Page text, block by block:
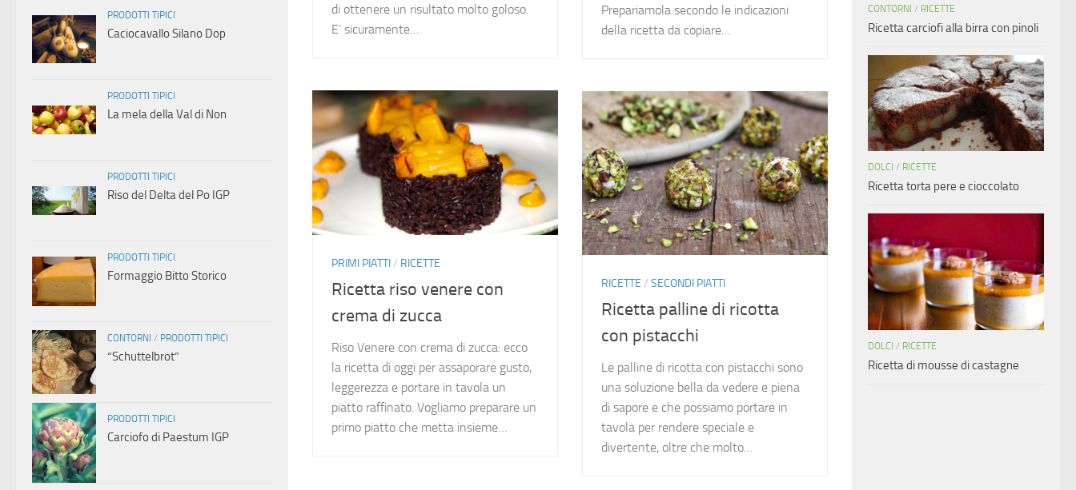
di ottenere un risultato molto goloso.
E’ sicuramente…
Prepariamola secondo le indicazioni
della ricetta da copiare…
PRIMI PIATTI/ RICETTE
Ricetta riso venere con
crema di zucca
Riso Venere con crema di zucca: ecco
la ricetta di oggi per assaporare gusto,
leggerezza e portare in tavola un
piatto raffinato. Vogliamo preparare un
primo piatto che metta insieme…
RICETTE / SECONDI PIATTI
Ricetta palline di ricotta
con pistacchi
Le palline di ricotta con pistacchi sono
una soluzione bella da vedere e piena
di sapore e che possiamo portare in
tavola per rendere speciale e
divertente, oltre che molto…
PRODOTTI TIPICI
Caciocavallo Silano Dop
PRODOTTI TIPICI
La mela della Val di Non
PRODOTTI TIPICI
Riso del Delta del Po IGP
PRODOTTI TIPICI
Formaggio Bitto Storico
CONTORNI / PRODOTTI TIPICI
“Schuttelbrot”
PRODOTTI TIPICI
Carciofo di Paestum IGP
CONTORNI / RICETTE
Ricetta carciofi alla birra con pinoli
DOLCI / RICETTE
Ricetta torta pere e cioccolato
DOLCI / RICETTE
Ricetta di mousse di castagne